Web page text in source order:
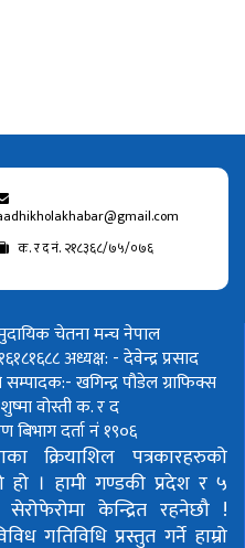
क. र द नं. २१८३६८/७५/०७६
चेतना मन्च नेपाल
अध्यक्ष: - देवेन्द्र प्रसाद
सम्पादक:- खगिन्द्र पौडेलग्राफिक्स
वोस्तीक. र द
बिभाग दर्ता नं १९०६
क्रियाशिल पत्रकारहरुको
हो । हामी गण्डकी प्रदेश र ५
केन्द्रित रहनेछौ !
गतिविधि प्रस्तुत गर्ने हाम्रो